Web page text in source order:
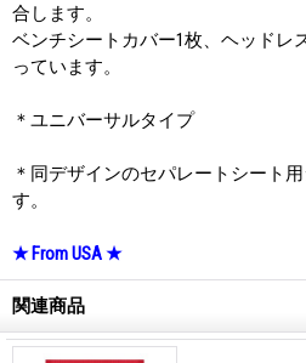
合します。
ベンチシートカバー1枚、ヘッドレ
っています。
＊ユニバーサルタイプ
＊同デザインのセパレートシート
す。
★ From USA ★
関連商品